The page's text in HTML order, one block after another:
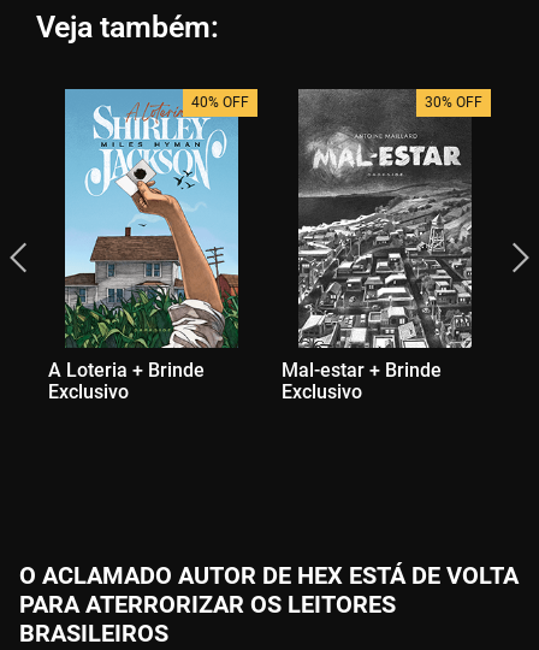
Veja também:
40% OFF
A Loteria + Brinde
Exclusivo
30% OFF
Mal-estar + Brinde
Exclusivo
O ACLAMADO AUTOR DE HEX ESTÁ DE VOLTA
PARA ATERRORIZAR OS LEITORES
BRASILEIROS